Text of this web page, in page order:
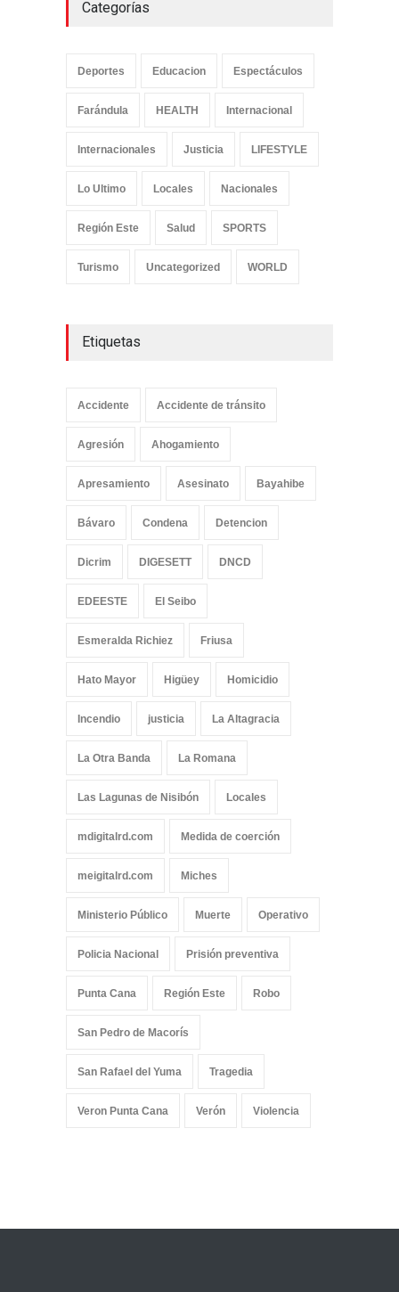
Categorías
Deportes Educacion Espectáculos
Farándula HEALTH Internacional
Internacionales Justicia LIFESTYLE
Lo Ultimo Locales Nacionales
Región Este Salud SPORTS
Turismo Uncategorized WORLD
Etiquetas
Accidente Accidente de tránsito
Agresión Ahogamiento
Apresamiento Asesinato Bayahibe
Bávaro Condena Detencion
Dicrim DIGESETT DNCD
EDEESTE El Seibo
Esmeralda Richiez Friusa
Hato Mayor Higüey Homicidio
Incendio justicia La Altagracia
La Otra Banda La Romana
Las Lagunas de Nisibón Locales
mdigitalrd.com Medida de coerción
meigitalrd.com Miches
Ministerio Público Muerte Operativo
Policia Nacional Prisión preventiva
Punta Cana Región Este Robo
San Pedro de Macorís
San Rafael del Yuma Tragedia
Veron Punta Cana Verón Violencia